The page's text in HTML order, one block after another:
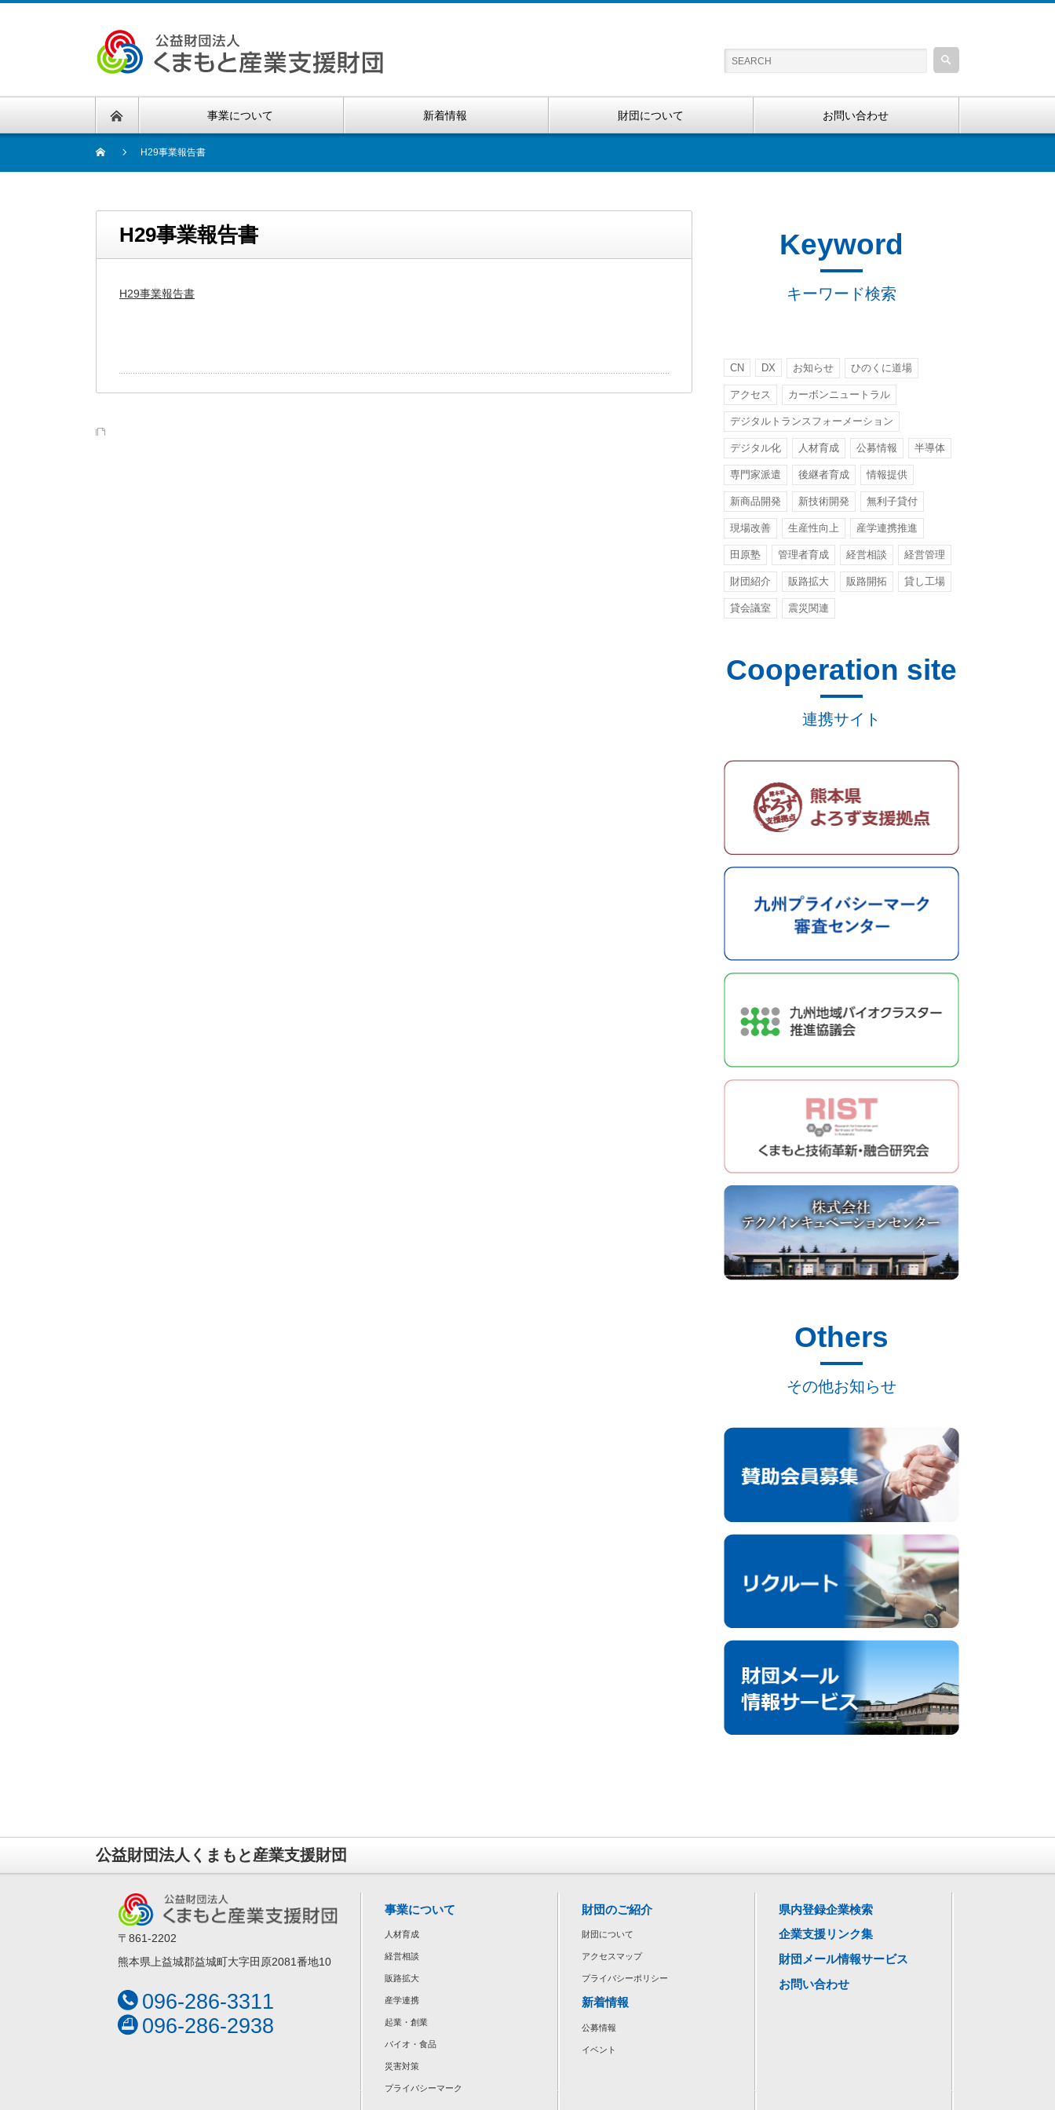
事業について 新着情報 財団について お問い合わせ
H29事業報告書
H29事業報告書
H29事業報告書
Keyword
キーワード検索
CN DX お知らせ ひのくに道場
アクセス カーボンニュートラル
デジタルトランスフォーメーション
デジタル化 人材育成 公募情報 半導体
専門家派遣 後継者育成 情報提供
新商品開発 新技術開発 無利子貸付
現場改善 生産性向上 産学連携推進
田原塾 管理者育成 経営相談 経営管理
財団紹介 販路拡大 販路開拓 貸し工場
貸会議室 震災関連
Cooperation site
連携サイト
Others
その他お知らせ
公益財団法人くまもと産業支援財団
〒861-2202
熊本県上益城郡益城町大字田原2081番地10
096-286-3311
096-286-2938
事業について
人材育成
経営相談
販路拡大
産学連携
起業・創業
バイオ・食品
災害対策
プライバシーマーク
財団のご紹介
財団について
アクセスマップ
プライバシーポリシー
新着情報
公募情報
イベント
県内登録企業検索
企業支援リンク集
財団メール情報サービス
お問い合わせ